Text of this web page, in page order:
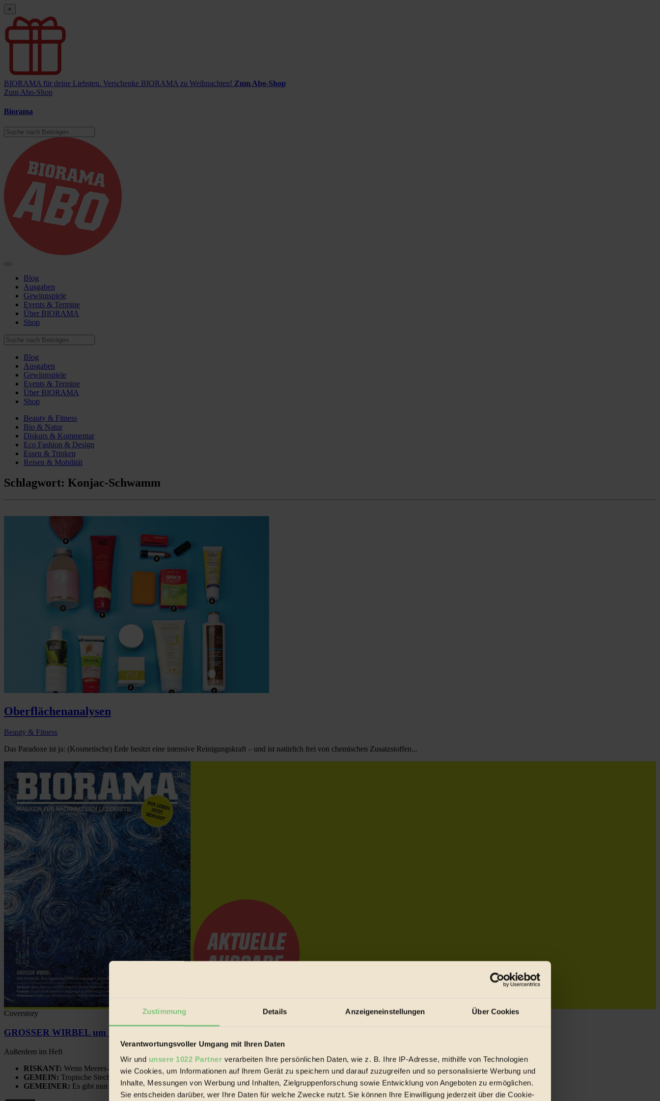
Zustimmung Details Anzeigeneinstellungen Über Cookies
Verantwortungsvoller Umgang mit Ihren Daten
Wir und unsere 1022 Partner verarbeiten Ihre persönlichen Daten, wie z. B. Ihre IP-Adresse, mithilfe von Technologien
wie Cookies, um Informationen auf Ihrem Gerät zu speichern und darauf zuzugreifen und so personalisierte Werbung und
Inhalte, Messungen von Werbung und Inhalten, Zielgruppenforschung sowie Entwicklung von Angeboten zu ermöglichen.
Sie entscheiden darüber, wer Ihre Daten für welche Zwecke nutzt. Sie können Ihre Einwilligung jederzeit über die Cookie-
×
BIORAMA für deine Liebsten. Verschenke BIORAMA zu Weihnachten! Zum Abo-Shop
Zum Abo-Shop
Biorama
Blog
Ausgaben
Gewinnspiele
Events & Termine
Über BIORAMA
Shop
Blog
Ausgaben
Gewinnspiele
Events & Termine
Über BIORAMA
Shop
Beauty & Fitness
Bio & Natur
Diskurs & Kommentar
Eco Fashion & Design
Essen & Trinken
Reisen & Mobilität
Schlagwort: Konjac-Schwamm
Oberflächenanalysen
Beauty & Fitness
Das Paradoxe ist ja: (Kosmetische) Erde besitzt eine intensive Reinigungskraft – und ist natürlich frei von chemischen Zusatzstoffen...
Coverstory
GROSSER WIRBEL um Versuche, den Ozean und seine Bewegungen festzuhalten.
Außerdem im Heft
RISKANT: Wenn Meeres- und Wildvögel im Freilandhühnerbetrieb vorbeischauen.
GEMEIN: Tropische Stechmücken fühlen sich in Mitteleuropa inziwschen oft zu Hause.
GEMEINER: Es gibt nun Weinflaschen, die nach Entleerung voll wieder zu dir zurückkommen.